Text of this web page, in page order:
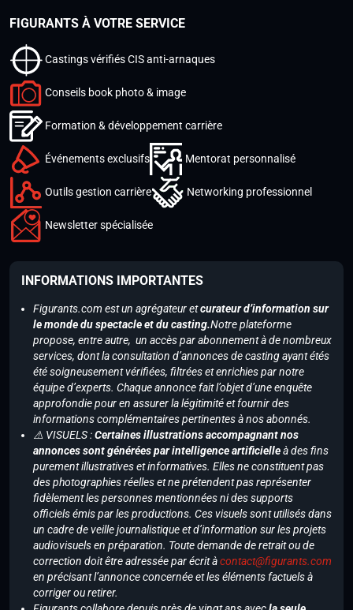
FIGURANTS À VOTRE SERVICE
Castings vérifiés CIS anti-arnaques
Conseils book photo & image
Formation & développement carrière
Événements exclusifs Mentorat personnalisé
Outils gestion carrière Networking professionnel
Newsletter spécialisée
INFORMATIONS IMPORTANTES
Figurants.com est un agrégateur etcurateur d’information sur
le monde du spectacle et du casting.Notre plateforme
propose, entre autre, un accès par abonnement à de nombreux
services, dont la consultation d’annonces de casting ayant étés
été soigneusement vérifiées, filtrées et enrichies par notre
équipe d’experts. Chaque annonce fait l’objet d’une enquête
approfondie pour en assurer la légitimité et fournir des
informations complémentaires pertinentes à nos abonnés.
⚠️ VISUELS :Certaines illustrations accompagnant nos
annonces sont générées par intelligence artificielleà des fins
purement illustratives et informatives. Elles ne constituent pas
des photographies réelles et ne prétendent pas représenter
fidèlement les personnes mentionnées ni des supports
officiels émis par les productions. Ces visuels sont utilisés dans
un cadre de veille journalistique et d’information sur les projets
audiovisuels en préparation. Toute demande de retrait ou de
correction doit être adressée par écrit àcontact@figurants.com
en précisant l’annonce concernée et les éléments factuels à
corriger ou retirer.